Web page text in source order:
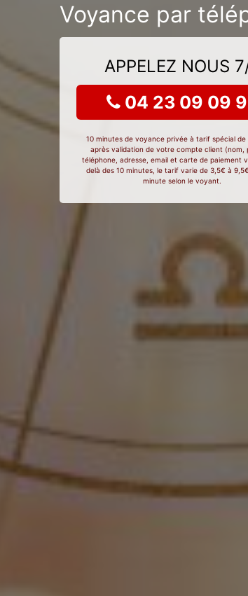
Voyance par
APPELEZ NOUS
04 23 09 09
10 minutes de voyance privée à tarif spécial de
après validation de votre compte client (nom,
téléphone, adresse, email et carte de paiement
delà des 10 minutes, le tarif varie de 3,5€ à
minute selon le voyant.